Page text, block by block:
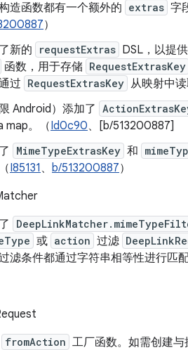
造函数都有一个额外的 extras 字
）
新的
requestExtras DSL，以提
函数，用于存储 RequestExtrasKey
过 RequestExtrasKey 从映射中
限 Android）添加了
map。（Id0c90、[b/513200887]
MimeTypeExtrasKey 和
I85131 、 b/513200887）
或 action 过滤
滤条件都通过字符串相等性进行匹
fromAction 工厂函数。如需创建